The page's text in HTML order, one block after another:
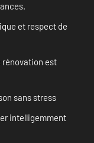
et respect de
rénovation est
sans stress
intelligemment